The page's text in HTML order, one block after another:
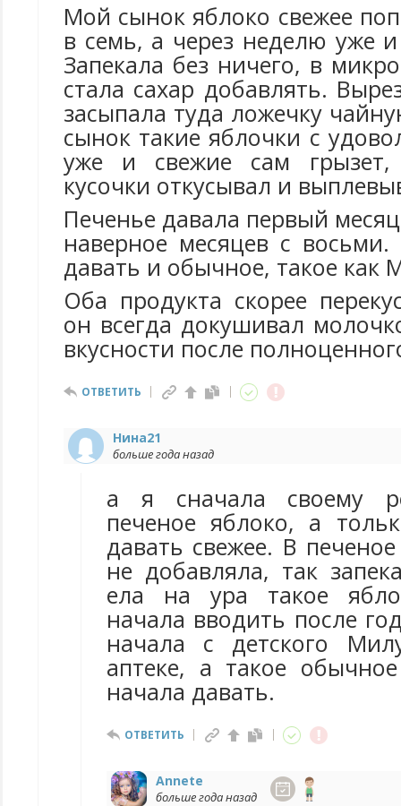
Мой сынок яблоко свежее
в семь, а через неделю уже
Запекала без ничего, в
стала сахар добавлять.
засыпала туда ложечку
сынок такие яблочки с
уже и свежие сам
кусочки откусывал и
Печенье давала первый
наверное месяцев с
давать и обычное, такое как
Оба продукта скорее
он всегда докушивал
вкусности после
ОТВЕТИТЬ
Нина21
больше года назад
а я сначала своему
печеное яблоко, а
давать свежее. В
не добавляла, так
ела на ура такое
начала вводить после
начала с детского
аптеке, а такое
начала давать.
ОТВЕТИТЬ
Annete
больше года назад